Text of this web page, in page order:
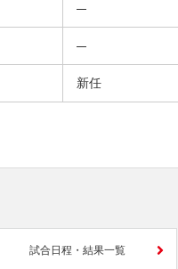
新任
試合日程・結果一覧